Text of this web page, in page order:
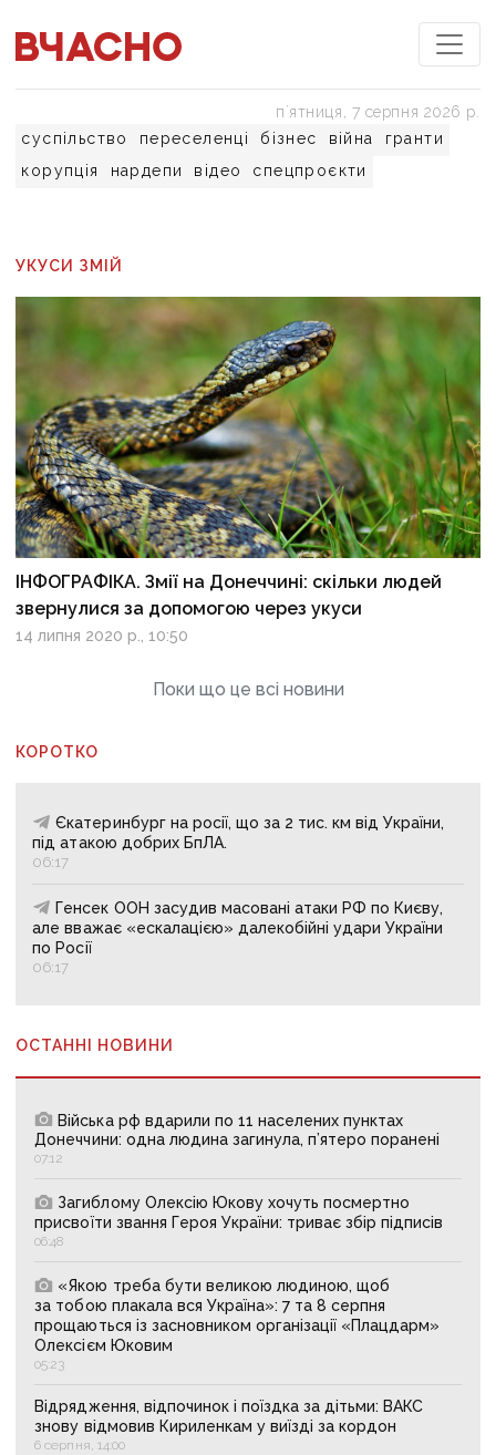
суспільство переселенці бізнес війна
гранти
корупція
нардепи відео спецпроєкти
пʼятниця, 7 серпня 2026 р.
УКУСИ ЗМІЙ
ІНФОГРАФІКА. Змії на Донеччині: скільки людей
звернулися за допомогою через укуси
14 липня 2020 р., 10:50
Поки що це всі новини
КОРОТКО
Єкатеринбург на росії, що за 2 тис. км від України,
під атакою добрих БпЛА.
06:17
Генсек ООН засудив масовані атаки РФ по Києву,
але вважає «ескалацією» далекобійні удари України
по Росії
06:17
ОСТАННІ НОВИНИ
Війська рф вдарили по 11 населених пунктах
Донеччини: одна людина загинула, п’ятеро поранені
07:12
Загиблому Олексію Юкову хочуть посмертно
присвоїти звання Героя України: триває збір підписів
06:48
«Якою треба бути великою людиною, щоб
за тобою плакала вся Україна»: 7 та 8 серпня
прощаються із засновником організації «Плацдарм»
Олексієм Юковим
05:23
Відрядження, відпочинок і поїздка за дітьми: ВАКС
знову відмовив Кириленкам у виїзді за кордон
6 серпня, 14:00